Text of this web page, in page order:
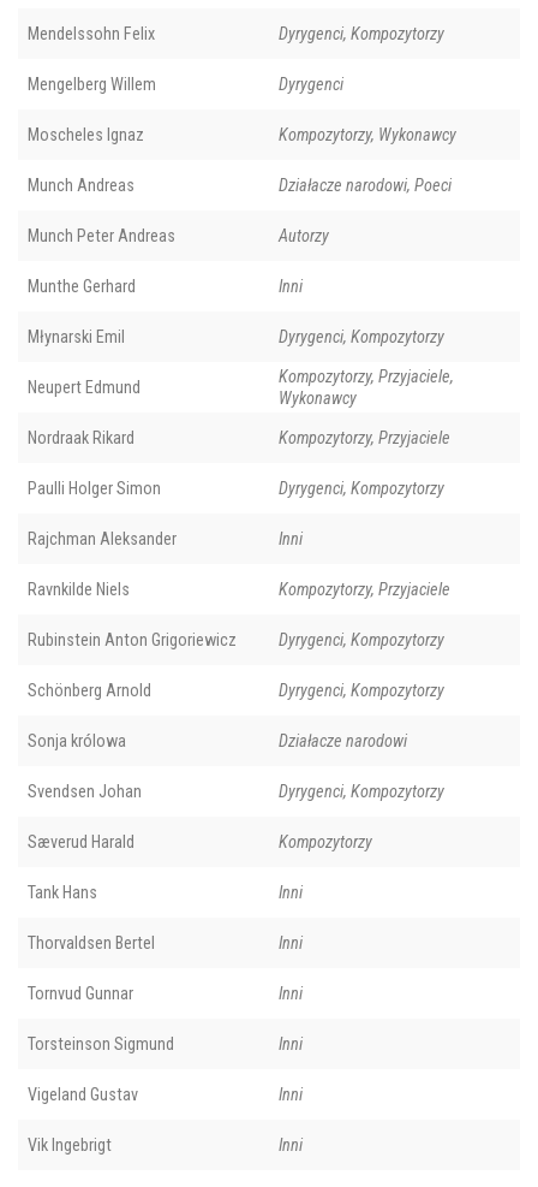
Mendelssohn Felix Dyrygenci, Kompozytorzy
Mengelberg Willem Dyrygenci
Moscheles Ignaz Kompozytorzy, Wykonawcy
Munch Andreas Działacze narodowi, Poeci
Munch Peter Andreas Autorzy
Munthe Gerhard Inni
Młynarski Emil Dyrygenci, Kompozytorzy
Neupert Edmund
Kompozytorzy, Przyjaciele,
Wykonawcy
Nordraak Rikard Kompozytorzy, Przyjaciele
Paulli Holger Simon Dyrygenci, Kompozytorzy
Rajchman Aleksander Inni
Ravnkilde Niels Kompozytorzy, Przyjaciele
Rubinstein Anton Grigoriewicz Dyrygenci, Kompozytorzy
Schönberg Arnold Dyrygenci, Kompozytorzy
Sonja królowa Działacze narodowi
Svendsen Johan Dyrygenci, Kompozytorzy
Sæverud Harald Kompozytorzy
Tank Hans Inni
Thorvaldsen Bertel Inni
Tornvud Gunnar Inni
Torsteinson Sigmund Inni
Vigeland Gustav Inni
Vik Ingebrigt Inni